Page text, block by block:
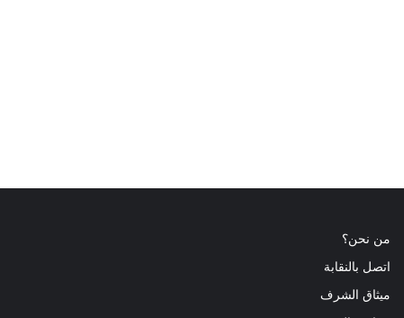
من نحن؟
اتصل بالنقابة
ميثاق الشرف